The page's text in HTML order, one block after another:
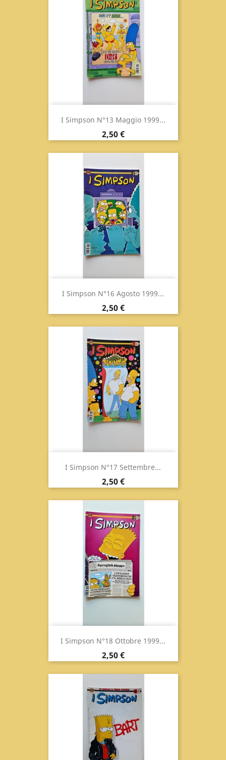
I Simpson N°13 Maggio 1999...
Prezzo
2,50 €
I Simpson N°16 Agosto 1999...
Prezzo
2,50 €
I Simpson N°17 Settembre...
Prezzo
2,50 €
I Simpson N°18 Ottobre 1999...
Prezzo
2,50 €